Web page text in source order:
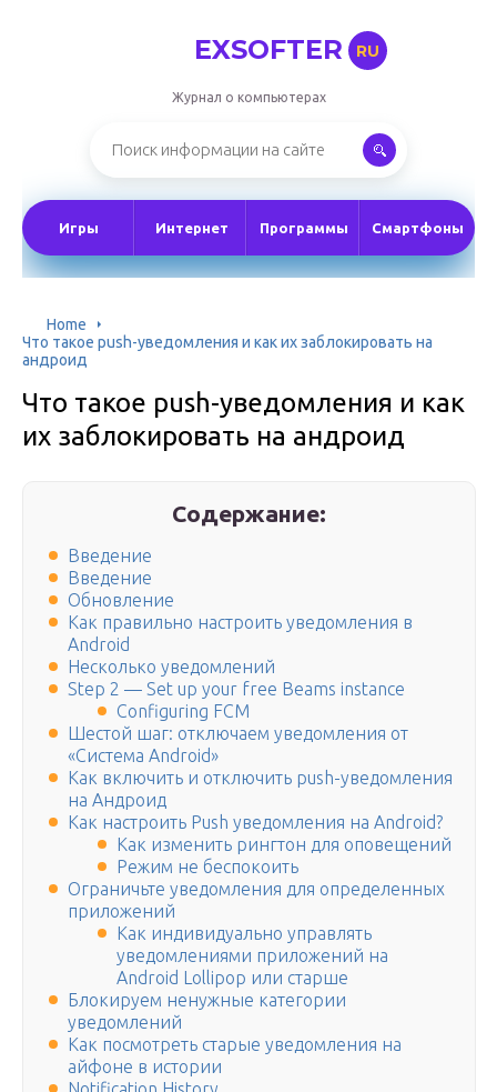
EXSOFTER RU
Журнал о компьютерах
Игры Интернет Программы Смартфоны
Home
Что такое push-уведомления и как их заблокировать на
андроид
Что такое push-уведомления и как
их заблокировать на андроид
Содержание:
Введение
Введение
Обновление
Как правильно настроить уведомления в
Android
Несколько уведомлений
Step 2 — Set up your free Beams instance
Configuring FCM
Шестой шаг: отключаем уведомления от
«Система Android»
Как включить и отключить push-уведомления
на Андроид
Как настроить Push уведомления на Android?
Как изменить рингтон для оповещений
Режим не беспокоить
Ограничьте уведомления для определенных
приложений
Как индивидуально управлять
уведомлениями приложений на
Android Lollipop или старше
Блокируем ненужные категории
уведомлений
Как посмотреть старые уведомления на
айфоне в истории